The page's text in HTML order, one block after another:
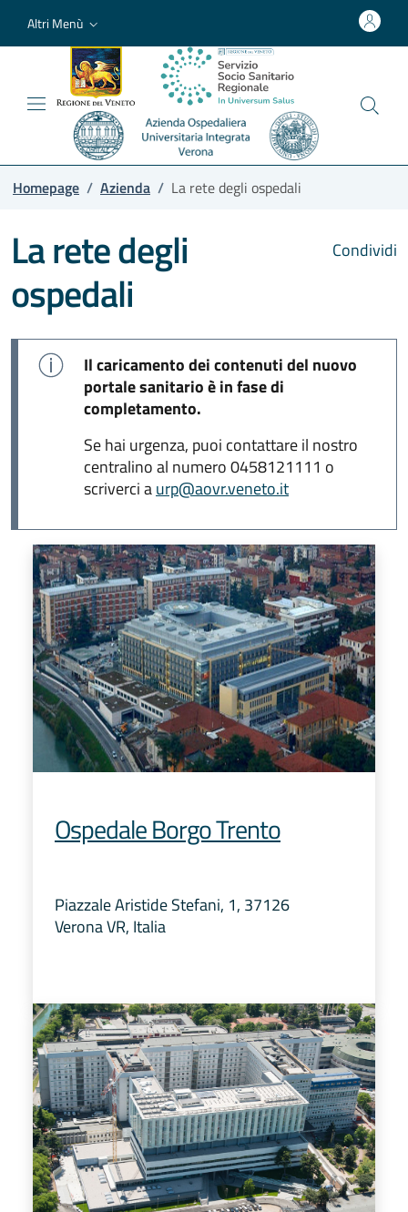
Altri Menù
Homepage / Azienda / La rete degli ospedali
Condividi
La rete degli
ospedali
Il caricamento dei contenuti del nuovo
portale sanitario è in fase di
completamento.
Se hai urgenza, puoi contattare il nostro
centralino al numero 0458121111 o
scriverci aurp@aovr.veneto.it
Ospedale Borgo Trento
Piazzale Aristide Stefani, 1, 37126
Verona VR, Italia